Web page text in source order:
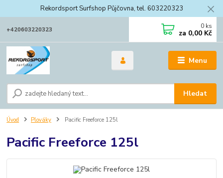
Rekordsport Surfshop Půjčovna, tel. 603220323
Menu
Hledat
+420603220323 0 ks
za 0,00 Kč
Úvod Plováky Pacific Freeforce 125l
Pacific Freeforce 125l